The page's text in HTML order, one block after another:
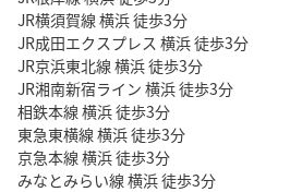
JR横須賀線 横浜 徒歩3分
JR成田エクスプレス 横浜 徒歩3分
JR京浜東北線 横浜 徒歩3分
JR湘南新宿ライン 横浜 徒歩3分
相鉄本線 横浜 徒歩3分
東急東横線 横浜 徒歩3分
京急本線 横浜 徒歩3分
みなとみらい線 横浜 徒歩3分